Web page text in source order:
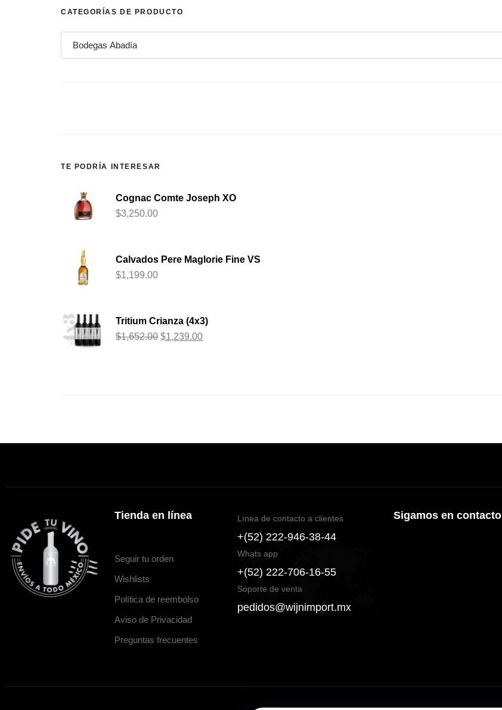
CATEGORÍAS DE PRODUCTO
TE PODRÍA INTERESAR
Cognac Comte Joseph XO
$3,250.00
Calvados Pere Maglorie Fine VS
$1,199.00
Tritium Crianza (4x3)
$1,652.00 $1,239.00
Tienda en línea
Seguir tu orden
Wishlists
Política de reembolso
Aviso de Privacidad
Preguntas frecuentes
Línea de contacto a clientes
+(52) 222-946-38-44
Whats app
+(52) 222-706-16-55
Soporte de venta
pedidos@wijnimport.mx
Sigamos en contacto